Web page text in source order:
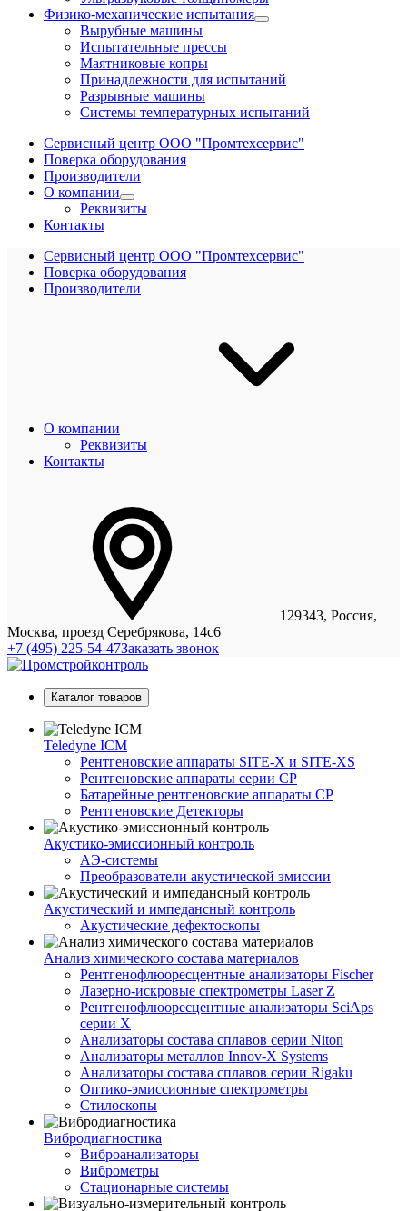
Физико-механические испытания
Вырубные машины
Испытательные прессы
Маятниковые копры
Принадлежности для испытаний
Разрывные машины
Системы температурных испытаний
Сервисный центр ООО "Промтехсервис"
Поверка оборудования
Производители
О компании
Реквизиты
Контакты
Сервисный центр ООО "Промтехсервис"
Поверка оборудования
Производители
О компании
Реквизиты
Контакты
129343, Россия,
Москва, проезд Серебрякова, 14с6
+7 (495) 225-54-47Заказать звонок
Каталог товаров
Teledyne ICM
Рентгеновские аппараты SITE-X и SITE-XS
Рентгеновские аппараты серии CP
Батарейные рентгеновские аппараты CP
Рентгеновские Детекторы
Акустико-эмисcионный контроль
АЭ-системы
Преобразователи акустической эмиссии
Акустический и импедансный контроль
Акустические дефектоскопы
Анализ химического состава материалов
Рентгенофлюоресцентные анализаторы Fischer
Лазерно-искровые спектрометры Laser Z
Рентгенофлюоресцентные анализаторы SciAps
серии Х
Анализаторы состава сплавов серии Niton
Анализаторы металлов Innov-X Systems
Анализаторы состава сплавов серии Rigaku
Оптико-эмиссионные спектрометры
Стилоскопы
Вибродиагностика
Виброанализаторы
Виброметры
Стационарные системы